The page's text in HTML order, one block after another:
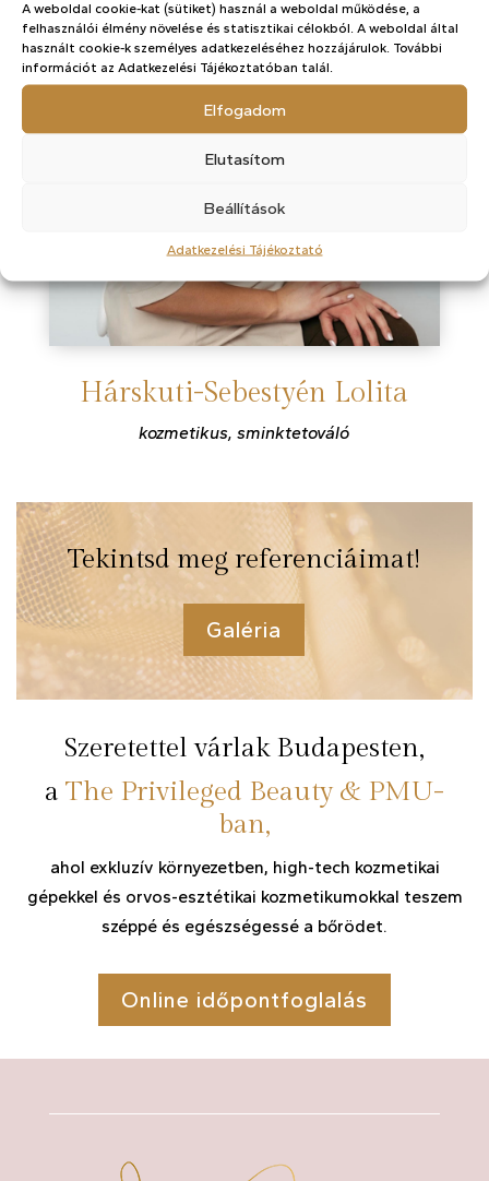
A weboldal cookie-kat (sütiket) használ a weboldal működése, a
felhasználói élmény növelése és statisztikai célokból. A weboldal által
használt cookie-k személyes adatkezeléséhez hozzájárulok. További
információt az Adatkezelési Tájékoztatóban talál.
Elfogadom
Elutasítom
Beállítások
Adatkezelési Tájékoztató
Hárskuti-Sebestyén Lolita
kozmetikus, sminktetováló
Tekintsd meg referenciáimat!
Galéria
Szeretettel várlak Budapesten,
a The Privileged Beauty & PMU-
ban,
ahol exkluzív környezetben, high-tech kozmetikai
gépekkel és orvos-esztétikai kozmetikumokkal teszem
széppé és egészségessé a bőrödet.
Online időpontfoglalás